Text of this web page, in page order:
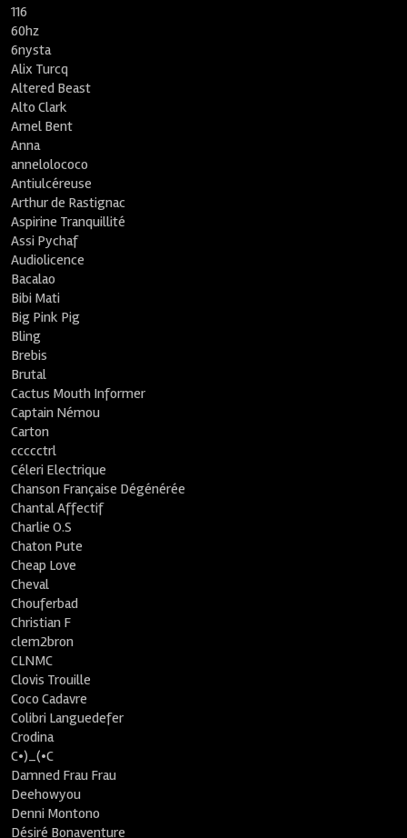
116
60hz
6nysta
Alix Turcq
Altered Beast
Alto Clark
Amel Bent
Anna
annelolococo
Antiulcéreuse
Arthur de Rastignac
Aspirine Tranquillité
Assi Pychaf
Audiolicence
Bacalao
Bibi Mati
Big Pink Pig
Bling
Brebis
Brutal
Cactus Mouth Informer
Captain Némou
Carton
ccccctrl
Céleri Electrique
Chanson Française Dégénérée
Chantal Affectif
Charlie O.S
Chaton Pute
Cheap Love
Cheval
Chouferbad
Christian F
clem2bron
CLNMC
Clovis Trouille
Coco Cadavre
Colibri Languedefer
Crodina
C•)_(•C
Damned Frau Frau
Deehowyou
Denni Montono
Désiré Bonaventure